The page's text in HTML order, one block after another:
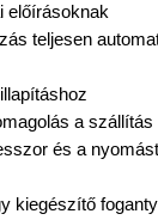
előírásoknak
teljesen
a
és a
kiegészítő